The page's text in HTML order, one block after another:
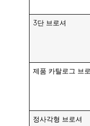
3단 브로셔
제품 카탈로그 브
정사각형 브로셔